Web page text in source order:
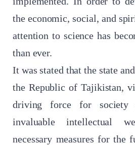
the economic, social, and
attention to science has
than ever.
It was stated that the state
the Republic of Tajikistan,
driving force for society
invaluable intellectual
necessary measures for the